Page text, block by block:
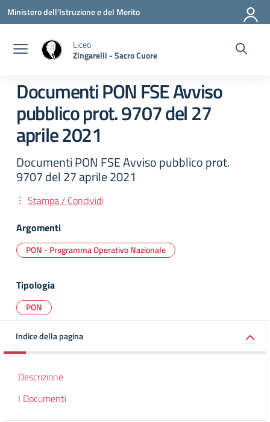
Vai ai contenuti
Vai al menu di navigazione
Vai al footer
Ministero dell'Istruzione e del Merito
Liceo
Zingarelli - Sacro Cuore
Documenti PON FSE Avviso
pubblico prot. 9707 del 27
aprile 2021
Documenti PON FSE Avviso pubblico prot.
9707 del 27 aprile 2021
Stampa / Condividi
Argomenti
PON - Programma Operativo Nazionale
Tipologia
PON
Indice della pagina
Descrizione
I Documenti